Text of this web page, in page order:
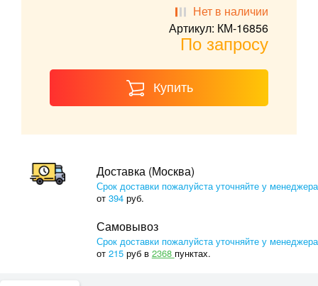
Нет в наличии
Артикул: КМ-16856
По запросу
Купить
Доставка (Москва)
Срок доставки пожалуйста уточняйте у менеджера
от 394руб.
Самовывоз
Срок доставки пожалуйста уточняйте у менеджера
от 215руб в 2368 пунктах.